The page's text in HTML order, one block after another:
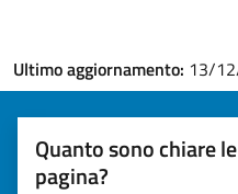
Ultimo aggiornamento: 13/
Quanto sono chiare
pagina?